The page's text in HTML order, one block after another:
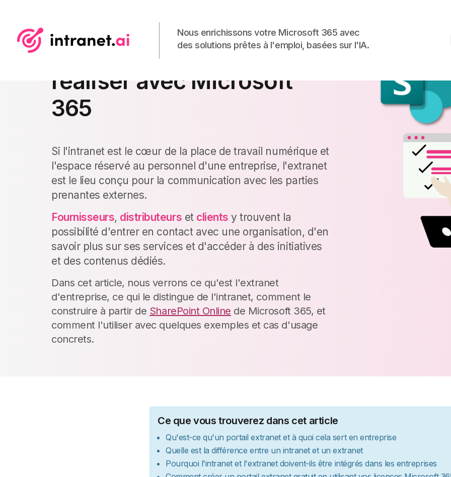
Nous enrichissons votre Microsoft 365 avec
des solutions prêtes à l'emploi, basées sur l'IA.
Extranet : comment la
réaliser avec Microsoft
365
Si l'intranet est le cœur de la place de travail numérique et
l'espace réservé au personnel d'une entreprise, l'extranet
est le lieu conçu pour la communication avec les parties
prenantes externes.
Fournisseurs, distributeurs et clients y trouvent la
possibilité d'entrer en contact avec une organisation, d'en
savoir plus sur ses services et d'accéder à des initiatives
et des contenus dédiés.
Dans cet article, nous verrons ce qu'est l'extranet
d'entreprise, ce qui le distingue de l'intranet, comment le
construire à partir de SharePoint Online de Microsoft 365, et
comment l'utiliser avec quelques exemples et cas d'usage
concrets.
Ce que vous trouverez dans cet article
Qu'est-ce qu'un portail extranet et à quoi cela sert en entreprise
Quelle est la différence entre un intranet et un extranet
Pourquoi l'intranet et l'extranet doivent-ils être intégrés dans les entreprises